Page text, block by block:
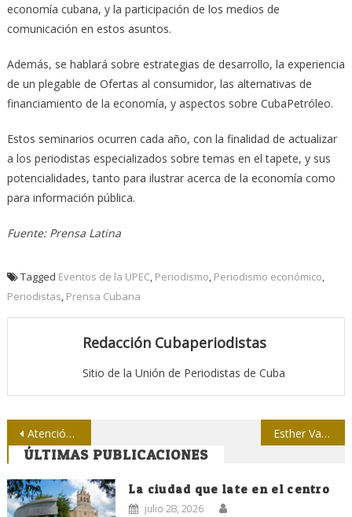
economía cubana, y la participación de los medios de
comunicación en estos asuntos.
Además, se hablará sobre estrategias de desarrollo, la experiencia
de un plegable de Ofertas al consumidor, las alternativas de
financiamiento de la economía, y aspectos sobre CubaPetróleo.
Estos seminarios ocurren cada año, con la finalidad de actualizar
a los periodistas especializados sobre temas en el tapete, y sus
potencialidades, tanto para ilustrar acerca de la economía como
para información pública.
Fuente: Prensa Latina
Tagged Eventos de la UPEC, Periodismo, Periodismo económico,
Periodistas, Prensa Cubana
Redacción Cubaperiodistas
Sitio de la Unión de Periodistas de Cuba
Navegación
de
entradas
Atención, periodista: Correctores y manuales de estilo mejoran tu trabajo Esther Vargas: ‘Hay que contar historias y dejar de escribir artículos de cuatro líneas’
ÚLTIMAS PUBLICACIONES
La ciudad que late en el centro
julio 28, 2026